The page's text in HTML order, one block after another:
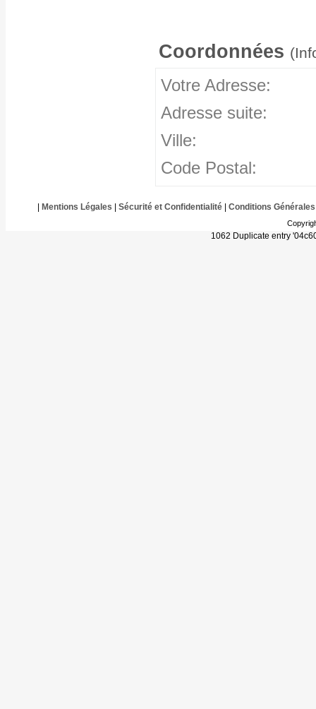
Coordonnées
Votre Adresse:
Adresse suite:
Ville:
Code Postal:
Mentions Légales Sécurité et Confidentialité| Conditions Générales
1062 Duplicate entry